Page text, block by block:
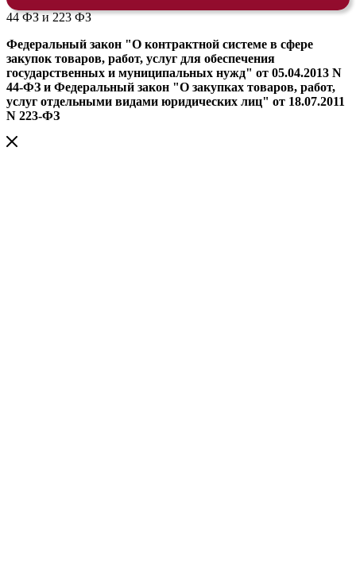
44 ФЗ и 223 ФЗ
Федеральный закон "О контрактной системе в сфере
закупок товаров, работ, услуг для обеспечения
государственных и муниципальных нужд" от 05.04.2013 N
44-ФЗ и Федеральный закон "О закупках товаров, работ,
услуг отдельными видами юридических лиц" от 18.07.2011
N 223-ФЗ